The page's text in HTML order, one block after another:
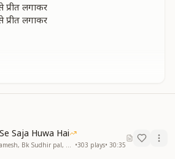
लगाकर
लगाकर
उसकी बन जाए
सोचकर
सोचकर
Saja Huwa Hai
•303 plays• 30:35